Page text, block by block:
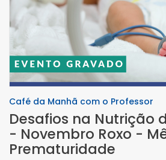
Café da Manhã com o Professor
Desafios na Nutrição
- Novembro Roxo -
Prematuridade